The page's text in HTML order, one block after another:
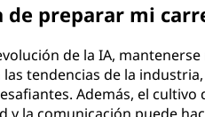
de preparar mi
de la IA,
tendencias de la
Además, el